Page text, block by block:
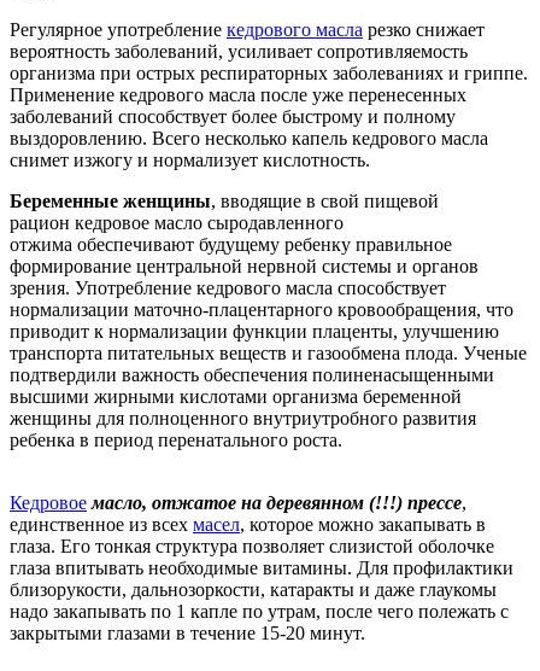
Регулярное употребление кедрового масла резко снижает
вероятность заболеваний, усиливает сопротивляемость
организма при острых респираторных заболеваниях и гриппе.
Применение кедрового масла после уже перенесенных
заболеваний способствует более быстрому и полному
выздоровлению. Всего несколько капель кедрового масла
снимет изжогу и нормализует кислотность.
Беременные женщины, вводящие в свой пищевой
рацион кедровое масло сыродавленного
отжима обеспечивают будущему ребенку правильное
формирование центральной нервной системы и органов
зрения. Употребление кедрового масла способствует
нормализации маточно-плацентарного кровообращения, что
приводит к нормализации функции плаценты, улучшению
транспорта питательных веществ и газообмена плода. Ученые
подтвердили важность обеспечения полиненасыщенными
высшими жирными кислотами организма беременной
женщины для полноценного внутриутробного развития
ребенка в период перенатального роста.
Кедровоемасло, отжатое на деревянном (!!!) прессе,
единственное из всех масел, которое можно закапывать в
глаза. Его тонкая структура позволяет слизистой оболочке
глаза впитывать необходимые витамины. Для профилактики
близорукости, дальнозоркости, катаракты и даже глаукомы
надо закапывать по 1 капле по утрам, после чего полежать с
закрытыми глазами в течение 15-20 минут.